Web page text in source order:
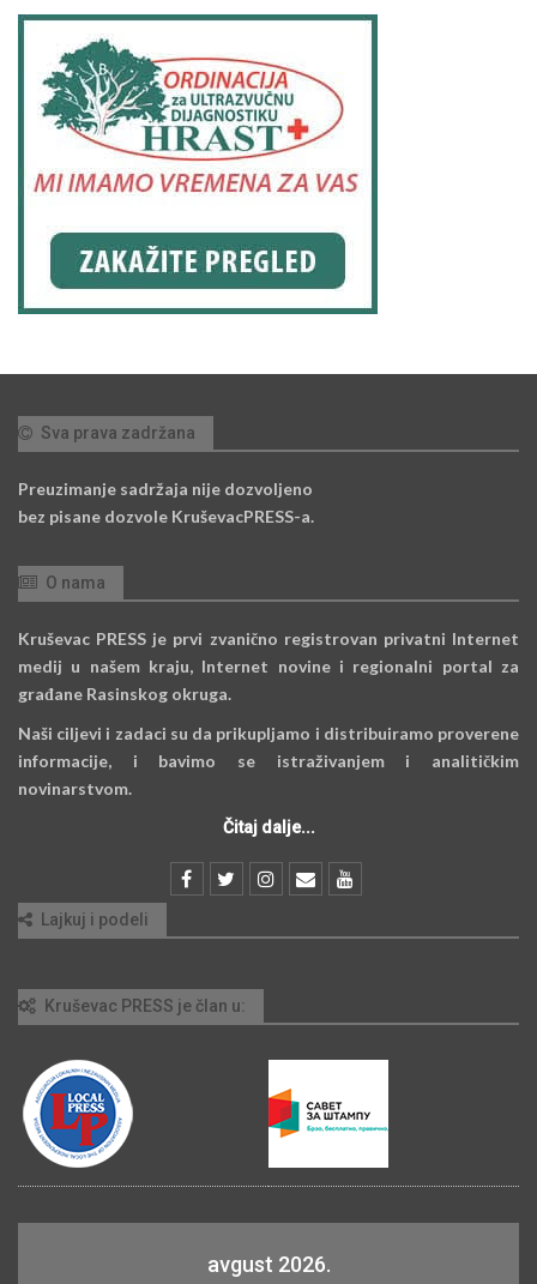
Sva prava zadržana
Preuzimanje sadržaja nije dozvoljeno
bez pisane dozvole KruševacPRESS-a.
O nama
Kruševac PRESS je prvi zvanično registrovan privatni Internet
medij u našem kraju, Internet novine i regionalni portal za
građane Rasinskog okruga.
Naši ciljevi i zadaci su da prikupljamo i distribuiramo proverene
informacije, i bavimo se istraživanjem i analitičkim
novinarstvom.
Čitaj dalje...
Lajkuj i podeli
Kruševac PRESS je član u:
avgust 2026.